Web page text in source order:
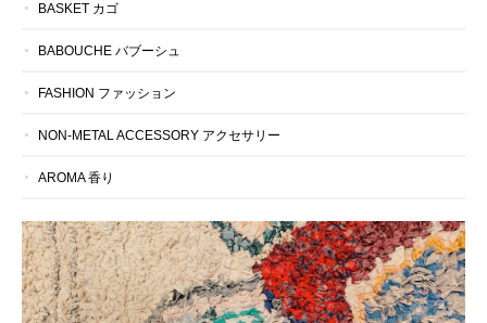
BASKET カゴ
BABOUCHE バブーシュ
FASHION ファッション
NON-METAL ACCESSORY アクセサリー
AROMA 香り